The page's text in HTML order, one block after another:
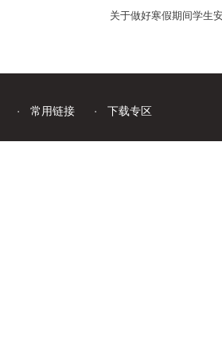
关于做好寒假期间学生
常用链接 下载专区